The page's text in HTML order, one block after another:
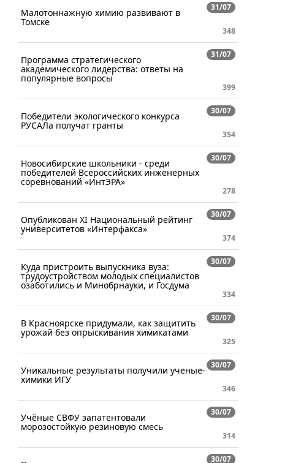
31/07
Малотоннажную химию развивают в
Томске
348
31/07
Программа стратегического
академического лидерства: ответы на
популярные вопросы
399
30/07
Победители экологического конкурса
РУСАЛа получат гранты
354
30/07
Новосибирские школьники - среди
победителей Всероссийских инженерных
соревнований «ИнтЭРА»
278
30/07
Опубликован XI Национальный рейтинг
университетов «Интерфакса»
374
30/07
Куда пристроить выпускника вуза:
трудоустройством молодых специалистов
озаботились и Минобрнауки, и Госдума
334
30/07
В Красноярске придумали, как защитить
урожай без опрыскивания химикатами
325
30/07
Уникальные результаты получили ученые-
химики ИГУ
346
30/07
Учёные СВФУ запатентовали
морозостойкую резиновую смесь
314
30/07